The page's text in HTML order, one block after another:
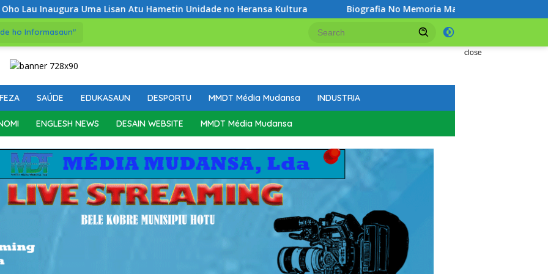
Uma Lisan Atu Hametin Unidade no Heransa Kultura Biografia No Memoria Maktoban: Professor Bendito Freitas
ho Informasaun"
close
SAÚDE EDUKASAUN DESPORTU MMDT Média Mudansa INDUSTRIA
ENGLESH NEWS DESAIN WEBSITE MMDT Média Mudansa